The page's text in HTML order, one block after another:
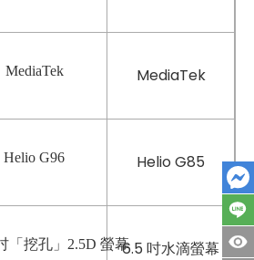
MediaTek MediaTek
Helio G96 Helio G85
「挖孔」2.5D 螢幕6.5 吋水滴螢幕